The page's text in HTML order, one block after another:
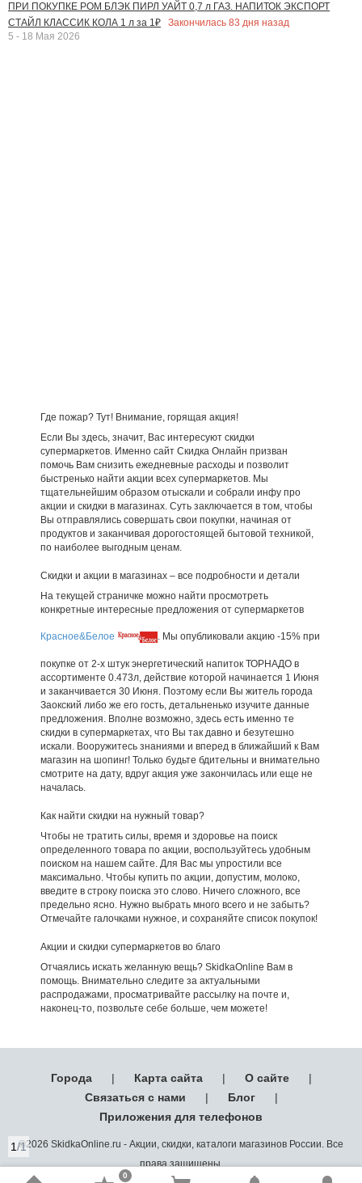
1/1
ПРИ ПОКУПКЕ РОМ БЛЭК ПИРЛ УАЙТ 0,7 л ГАЗ. НАПИТОК ЭКСПОРТ
СТАЙЛ КЛАССИК КОЛА 1 л за 1₽
Закончилась 83 дня назад
5 - 18 Мая 2026
Где пожар? Тут! Внимание, горящая акция!
Если Вы здесь, значит, Вас интересуют скидки
супермаркетов. Именно сайт Скидка Онлайн призван
помочь Вам снизить ежедневные расходы и позволит
быстренько найти акции всех супермаркетов. Мы
тщательнейшим образом отыскали и собрали инфу про
акции и скидки в магазинах. Суть заключается в том, чтобы
Вы отправлялись совершать свои покупки, начиная от
продуктов и заканчивая дорогостоящей бытовой техникой,
по наиболее выгодным ценам.
Скидки и акции в магазинах – все подробности и детали
На текущей страничке можно найти просмотреть
конкретные интересные предложения от супермаркетов
Красное&Белое . Мы опубликовали акцию -15% при
покупке от 2-х штук энергетический напиток ТОРНАДО в
ассортименте 0.473л, действие которой начинается 1 Июня
и заканчивается 30 Июня. Поэтому если Вы житель города
Заокский либо же его гость, детальненько изучите данные
предложения. Вполне возможно, здесь есть именно те
скидки в супермаркетах, что Вы так давно и безутешно
искали. Вооружитесь знаниями и вперед в ближайший к Вам
магазин на шопинг! Только будьте бдительны и внимательно
смотрите на дату, вдруг акция уже закончилась или еще не
началась.
Как найти скидки на нужный товар?
Чтобы не тратить силы, время и здоровье на поиск
определенного товара по акции, воспользуйтесь удобным
поиском на нашем сайте. Для Вас мы упростили все
максимально. Чтобы купить по акции, допустим, молоко,
введите в строку поиска это слово. Ничего сложного, все
предельно ясно. Нужно выбрать много всего и не забыть?
Отмечайте галочками нужное, и сохраняйте список покупок!
Акции и скидки супермаркетов во благо
Отчаялись искать желанную вещь? SkidkaOnline Вам в
помощь. Внимательно следите за актуальными
распродажами, просматривайте рассылку на почте и,
наконец-то, позвольте себе больше, чем можете!
Города | Карта сайта | О сайте
|
Связаться с нами
| Блог
|
Приложения для телефонов
©2026 SkidkaOnline.ru - Акции, скидки, каталоги магазинов России. Все
права защищены.
0